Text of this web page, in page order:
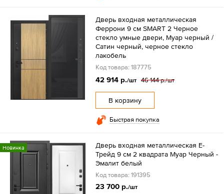
Дверь входная металлическая
Феррони 9 см SMART 2 Черное
стекло умные двери, Муар черный /
Сатин черный, черное стекло
лакобель
Код товара: 187775
42 914 р./шт 46 144 р./шт
В корзину
Быстрая покупка
Новинка
Дверь входная металлическая Е-
Трейд 9 см 2 квадрата Муар Черный -
Эмалит белый
Код товара: 191395
23 700 р./шт